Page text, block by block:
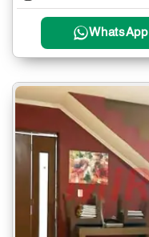
WhatsApp